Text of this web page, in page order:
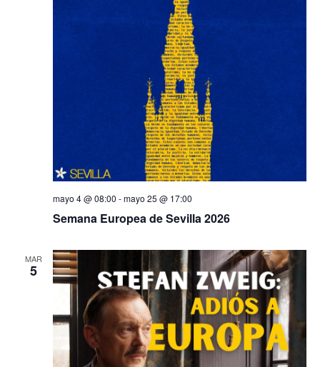
Semana Europea de Sevilla 2026
mayo 4 @ 08:00 -mayo 25 @ 17:00
MAR
5